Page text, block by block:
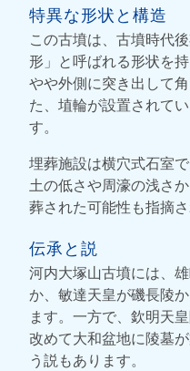
特異な形状と構造
この古墳は、古墳時代
形」と呼ばれる形状を
やや外側に突き出して
た、埴輪が設置されて
す。
埋葬施設は横穴式石室
土の低さや周濠の浅さ
葬された可能性も指摘さ
伝承と説
河内大塚山古墳には、
か、敏達天皇が磯長陵
ます。一方で、欽明天
改めて大和盆地に陵墓
う説もあります。